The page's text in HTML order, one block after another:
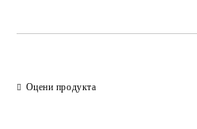
Оцени продукта